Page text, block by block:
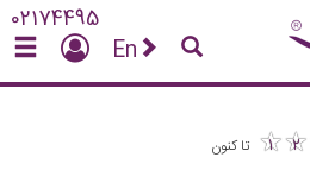
02174495
En
★
1 ★
2
★★
تا کنون